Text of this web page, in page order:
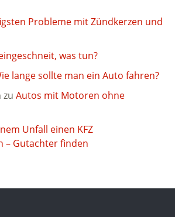
Probleme mit Zündkerzen und
was tun?
lange sollte man ein Auto fahren?
zu Autos mit Motoren ohne
Unfall einen KFZ
– Gutachter finden